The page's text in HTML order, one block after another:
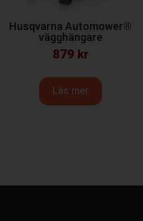
Husqvarna Automower®
vägghängare
879 kr
Läs mer